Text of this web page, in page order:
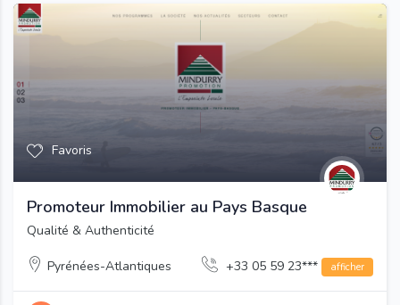
Favoris
Promoteur Immobilier au Pays Basque
Qualité & Authenticité
Pyrénées-Atlantiques +33 05 59 23*** afficher